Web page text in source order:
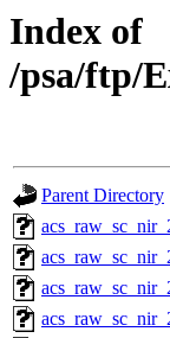
Index of
/psa/ftp/
Parent Directory